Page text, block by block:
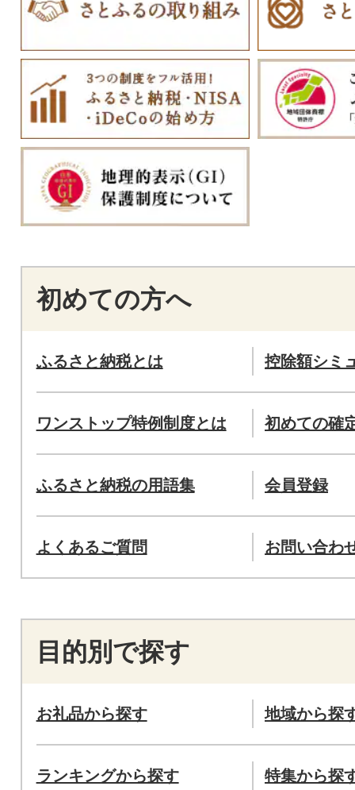
初めての方へ
ふるさと納税とは 控除額シミ
ワンストップ特例制度とは 初めての確
ふるさと納税の用語集 会員登録
よくあるご質問 お問い合わ
目的別で探す
お礼品から探す 地域から探
ランキングから探す 特集から探